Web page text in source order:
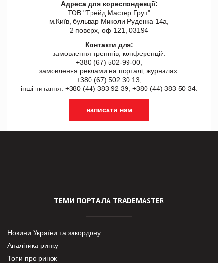
Адреса для кореспонденції:
ТОВ "Tрейд Мастер Груп"
м.Київ, бульвар Миколи Руденка 14а,
2 поверх, оф 121, 03194
Контакти для:
замовлення треннгів, конференцій:
+380 (67) 502-99-00,
замовлення реклами на порталі, журналах:
+380 (67) 502 30 13,
інші питання: +380 (44) 383 92 39, +380 (44) 383 50 34.
написати нам
ТЕМИ ПОРТАЛА TRADEMASTER
Новини України та закордону
Аналітика ринку
Топи про ринок